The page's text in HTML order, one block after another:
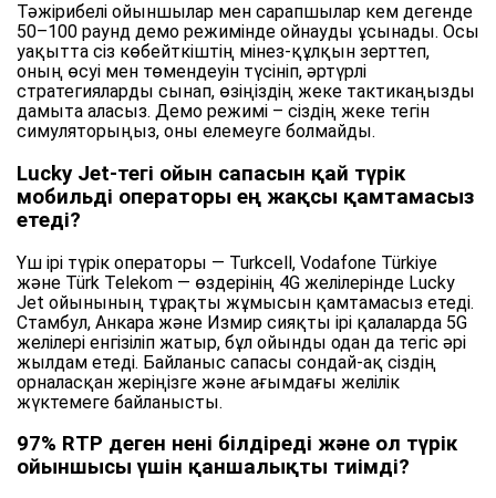
Тәжірибелі ойыншылар мен сарапшылар кем дегенде
50–100 раунд демо режимінде ойнауды ұсынады. Осы
уақытта сіз көбейткіштің мінез-құлқын зерттеп,
оның өсуі мен төмендеуін түсініп, әртүрлі
стратегияларды сынап, өзіңіздің жеке тактикаңызды
дамыта аласыз. Демо режимі – сіздің жеке тегін
симуляторыңыз, оны елемеуге болмайды.
Lucky Jet-тегі ойын сапасын қай түрік
мобильді операторы ең жақсы қамтамасыз
етеді?
Үш ірі түрік операторы — Turkcell, Vodafone Türkiye
және Türk Telekom — өздерінің 4G желілерінде Lucky
Jet ойынының тұрақты жұмысын қамтамасыз етеді.
Стамбул, Анкара және Измир сияқты ірі қалаларда 5G
желілері енгізіліп жатыр, бұл ойынды одан да тегіс әрі
жылдам етеді. Байланыс сапасы сондай-ақ сіздің
орналасқан жеріңізге және ағымдағы желілік
жүктемеге байланысты.
97% RTP деген нені білдіреді және ол түрік
ойыншысы үшін қаншалықты тиімді?